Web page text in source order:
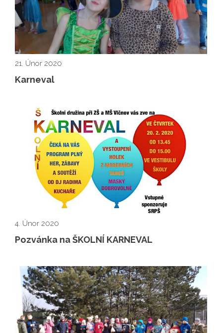
21. Únor 2020
Karneval
4. Únor 2020
Pozvánka na ŠKOLNÍ KARNEVAL